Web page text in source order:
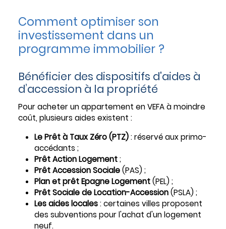
Comment optimiser son
investissement dans un
programme immobilier ?
Bénéficier des dispositifs d'aides à
d’accession à la propriété
Pour acheter un appartement en VEFA à moindre
coût, plusieurs aides existent :
Le Prêt à Taux Zéro (PTZ): réservé aux primo-
accédants ;
Prêt Action Logement;
Prêt Accession Sociale(PAS) ;
Plan et prêt Epagne Logement(PEL) ;
Prêt Sociale de Location-Accession(PSLA) ;
Les aides locales: certaines villes proposent
des subventions pour l'achat d'un logement
neuf.